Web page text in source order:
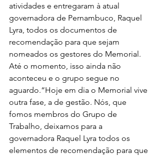
atividades e entregaram à atual
governadora de Pernambuco, Raquel
Lyra, todos os documentos de
recomendação para que sejam
nomeados os gestores do Memorial.
Até o momento, isso ainda não
aconteceu e o grupo segue no
aguardo.“Hoje em dia o Memorial vive
outra fase, a de gestão. Nós, que
fomos membros do Grupo de
Trabalho, deixamos para a
governadora Raquel Lyra todos os
elementos de recomendação para que